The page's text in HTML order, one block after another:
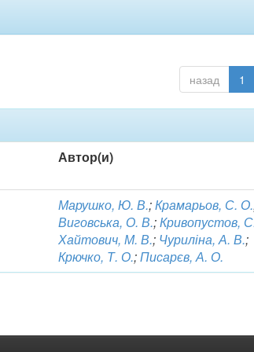
назад 1
Автор(и)
Марушко, Ю. В.;Крамарьов, С. О.
Виговська, О. В.;Кривопустов,
Хайтович, М. В.; Чуриліна, А. В.;
Крючко, Т. О.;Писарєв, А. О.